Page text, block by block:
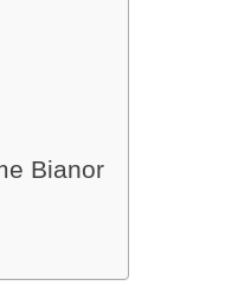
Bianor